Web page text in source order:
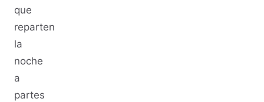
que
reparten
la
noche
a
partes